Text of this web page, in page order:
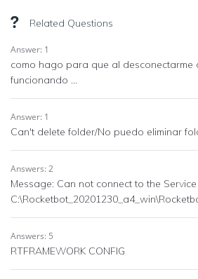
Related Questions
Answer: 1
como hago para que al desconectarme
funcionando ...
Answer: 1
Can't delete folder/No puedo eliminar
Answers: 2
Message: Can not connect to the Service
Answers: 5
RTFRAMEWORK CONFIG